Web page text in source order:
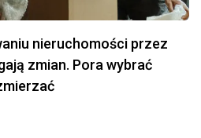
nieruchomości przez
zmian. Pora wybrać